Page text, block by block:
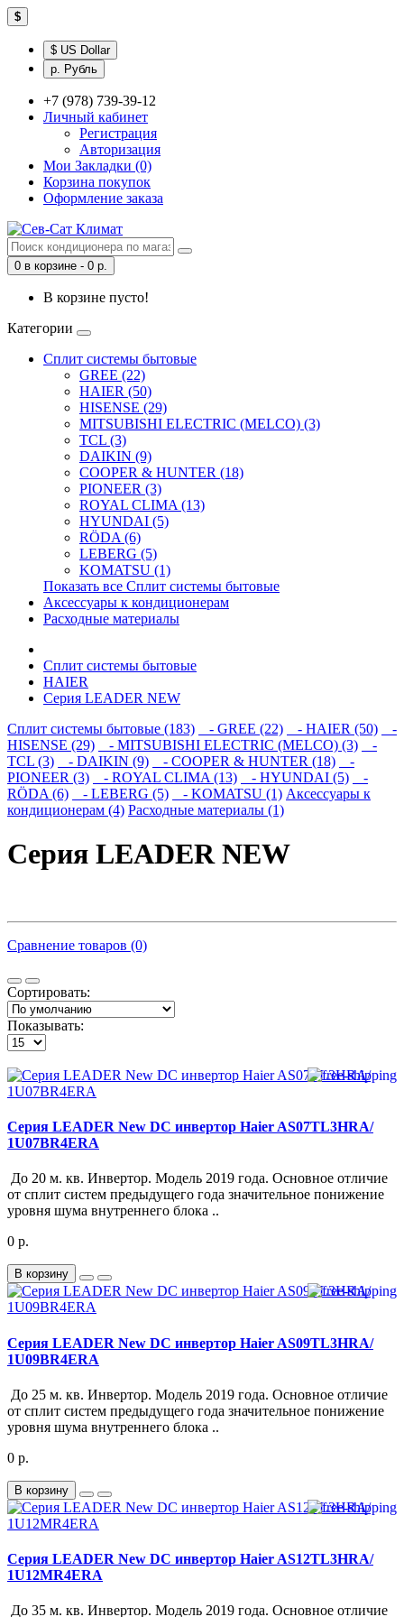
$
$ US Dollar
р. Рубль
+7 (978) 739-39-12
Личный кабинет
Регистрация
Авторизация
Мои Закладки (0)
Корзина покупок
Оформление заказа
0 в корзине - 0 р.
В корзине пусто!
Категории
Сплит системы бытовые
GREE (22)
HAIER (50)
HISENSE (29)
MITSUBISHI ELECTRIC (MELCO) (3)
TCL (3)
DAIKIN (9)
COOPER & HUNTER (18)
PIONEER (3)
ROYAL CLIMA (13)
HYUNDAI (5)
RÖDA (6)
LEBERG (5)
KOMATSU (1)
Показать все Сплит системы бытовые
Аксессуары к кондиционерам
Расходные материалы
Сплит системы бытовые
HAIER
Серия LEADER NEW
Сплит системы бытовые (183)
- GREE (22) - HAIER (50)
-
HISENSE (29)
- MITSUBISHI ELECTRIC (MELCO) (3)
-
TCL (3)
- DAIKIN (9) - COOPER & HUNTER (18)
-
PIONEER (3)
- ROYAL CLIMA (13) - HYUNDAI (5)
-
RÖDA (6)
- LEBERG (5) - KOMATSU (1) Аксессуары к
кондиционерам (4) Расходные материалы (1)
Серия LEADER NEW
Сравнение товаров (0)
Сортировать:
Показывать:
Серия LEADER New DC инвертор Haier AS07TL3HRA/
1U07BR4ERA
До 20 м. кв. Инвертор. Модель 2019 года. Основное отличие
от сплит систем предыдущего года значительное понижение
уровня шума внутреннего блока ..
0 р.
В корзину
Серия LEADER New DC инвертор Haier AS09TL3HRA/
1U09BR4ERA
До 25 м. кв. Инвертор. Модель 2019 года. Основное отличие
от сплит систем предыдущего года значительное понижение
уровня шума внутреннего блока ..
0 р.
В корзину
Серия LEADER New DC инвертор Haier AS12TL3HRA/
1U12MR4ERA
До 35 м. кв. Инвертор. Модель 2019 года. Основное отличие